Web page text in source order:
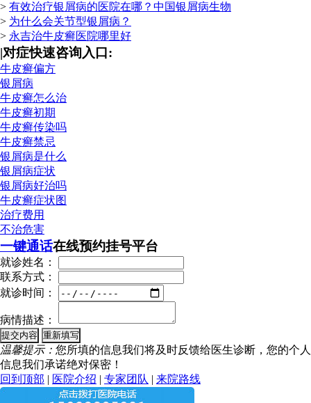
> 有效治疗银屑病的医院在哪？中国银屑病生物
> 为什么会关节型银屑病？
> 永吉治牛皮癣医院哪里好
|对症快速咨询入口:
牛皮癣偏方
银屑病
牛皮癣怎么治
牛皮癣初期
牛皮癣传染吗
牛皮癣禁忌
银屑病是什么
银屑病症状
银屑病好治吗
牛皮癣症状图
治疗费用
不治危害
一键通话在线预约挂号平台
就诊姓名：
联系方式：
就诊时间：
病情描述：
温馨提示： 您所填的信息我们将及时反馈给医生诊断，您的个人
信息我们承诺绝对保密！
回到顶部 | 医院介绍 | 专家团队 | 来院路线